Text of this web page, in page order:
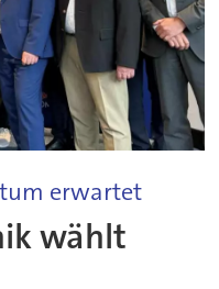
erwartet
wählt